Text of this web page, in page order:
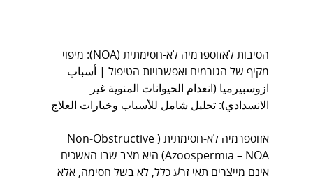
הסיבות לאזוספרמיה לא-חסימתית (NOA): מיפוי
מקיף של הגורמים ואפשרויות הטיפול | أسباب
ازوسبيرميا (انعدام الحيوانات المنوية غير
الانسدادي): تحليل شامل للأسباب وخيارات العلاج
אזוספרמיה לא‑חסימתית (Non‑Obstructive
Azoospermia – NOA) היא מצב שבו האשכים
אינם מייצרים תאי זרע כלל, לא בשל חסימה, אלא